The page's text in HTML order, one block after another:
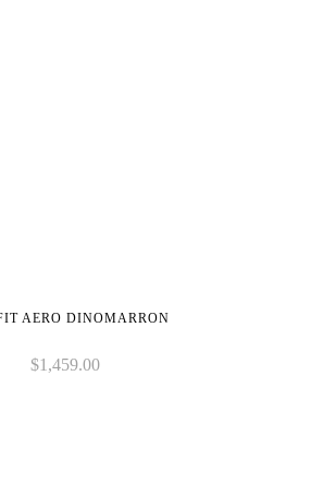
AERO DINOMARRON
$1,459.00